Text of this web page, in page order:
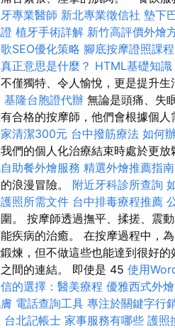
專業醫師 新北專業徵信社 墊下
植牙手術詳解 新竹高評價外燴
SEO優化策略 腳底按摩證照課程
正意思是什麼？ HTML基礎知識
僅獨特、令人愉悅，更是提升生
基隆台胞證代辦 無論是頭痛、失
合格的按摩師，他們會根據個人
清潔300元 台中撥筋療法 如何
們的個人化治療結束時處於更放
助餐外燴服務 精選外燴推薦指南
浪漫冒險。 附近牙科診所查詢
照所需文件 台中排毒療程推薦
。 按摩師透過撫平、揉搓、震
疾病的治癒。 在按摩過程中，
煉，但不做這些也能達到很好
之間的連結。 即使是 45 使用
的選擇：醫美療程 優雅西式外
電話查詢工具 專注於關鍵字行
台北記帳士 家事服務有哪些 護照